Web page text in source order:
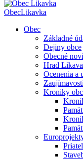
ObecLikavka
Obec
Základné
Dejiny obce
Obecné
Hrad Likava
Ocenenia a
Zaujímavosti
Kroniky